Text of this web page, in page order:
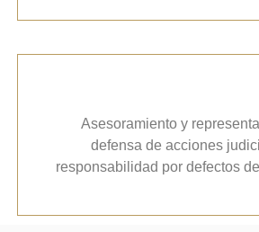
Asesoramiento y
defensa de acciones
responsabilidad por defectos